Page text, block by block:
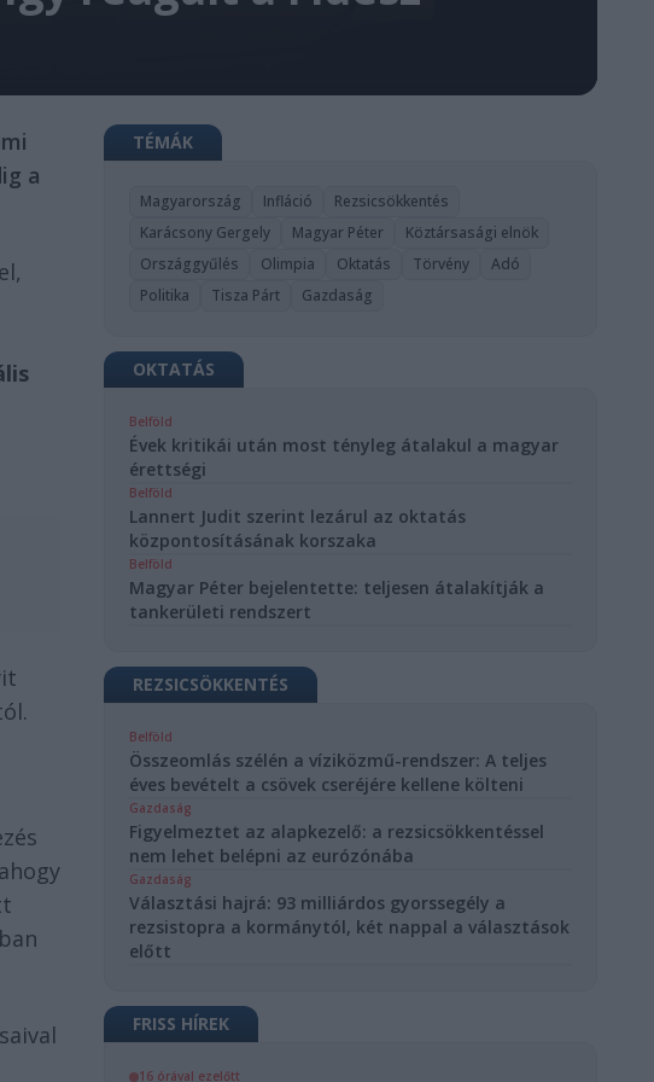
a
TÉMÁK
Magyarország Infláció
Rezsicsökkentés
Karácsony Gergely
Magyar Péter
Köztársasági elnök
Országgyűlés
Olimpia Oktatás Törvény
Adó
Politika
Tisza Párt Gazdaság
OKTATÁS
Belföld
Évek kritikái után most tényleg átalakul a magyar
érettségi
Belföld
Lannert Judit szerint lezárul az oktatás
központosításának korszaka
Belföld
Magyar Péter bejelentette: teljesen átalakítják a
tankerületi rendszert
REZSICSÖKKENTÉS
Belföld
Összeomlás szélén a víziközmű-rendszer: A teljes
éves bevételt a csövek cseréjére kellene költeni
Gazdaság
Figyelmeztet az alapkezelő: a rezsicsökkentéssel
nem lehet belépni az eurózónába
Gazdaság
Választási hajrá: 93 milliárdos gyorssegély a
rezsistopra a kormánytól, két nappal a választások
előtt
FRISS HÍREK
16 órával ezelőtt